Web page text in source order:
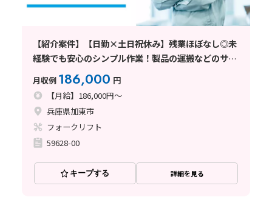
【紹介案件】【日勤×土日祝休み】残業ほぼなし◎未
経験でも安心のシンプル作業！製品の運搬などのサポ
ート業務☆
月収例 186,000 円
【月給】186,000円～
兵庫県加東市
フォークリフト
59628-00
キープする 詳細を見る